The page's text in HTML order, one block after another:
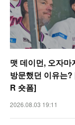
맷 데이먼, 오자마
방문했던 이유는?
R 숏폼]
2026.08.03 19:11